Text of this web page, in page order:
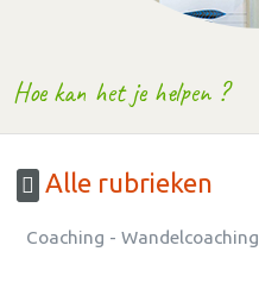
Hoe kan het je helpen ?
Alle rubrieken
Coaching - Wandelcoaching